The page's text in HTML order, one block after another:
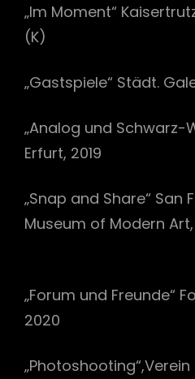
„Im Moment“
(K)
„Gastspiele“ Städt.
„Analog und Schwarz-
Erfurt, 2019
„Snap and Share“ San
Museum of
„Forum und Freunde“